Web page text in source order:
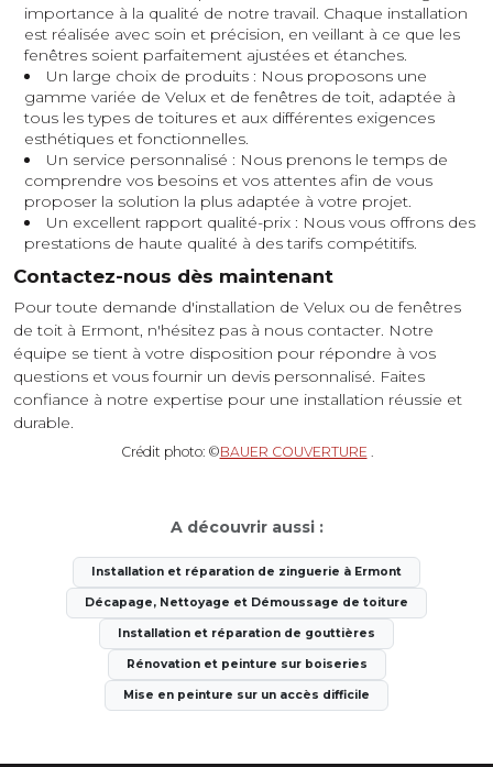
importance à la qualité de notre travail. Chaque installation
est réalisée avec soin et précision, en veillant à ce que les
fenêtres soient parfaitement ajustées et étanches.
Un large choix de produits : Nous proposons une
gamme variée de Velux et de fenêtres de toit, adaptée à
tous les types de toitures et aux différentes exigences
esthétiques et fonctionnelles.
Un service personnalisé : Nous prenons le temps de
comprendre vos besoins et vos attentes afin de vous
proposer la solution la plus adaptée à votre projet.
Un excellent rapport qualité-prix : Nous vous offrons des
prestations de haute qualité à des tarifs compétitifs.
Contactez-nous dès maintenant
Pour toute demande d'installation de Velux ou de fenêtres
de toit à Ermont, n'hésitez pas à nous contacter. Notre
équipe se tient à votre disposition pour répondre à vos
questions et vous fournir un devis personnalisé. Faites
confiance à notre expertise pour une installation réussie et
durable.
Crédit photo: ©BAUER COUVERTURE .
A découvrir aussi :
Installation et réparation de zinguerie à Ermont
Décapage, Nettoyage et Démoussage de toiture
Installation et réparation de gouttières
Rénovation et peinture sur boiseries
Mise en peinture sur un accès difficile